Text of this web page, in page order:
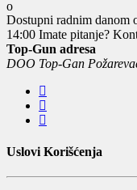
Dostupni radnim danom
14:00 Imate pitanje?
Top-Gun adresa
DOO Top-Gan
Uslovi Korišćenja